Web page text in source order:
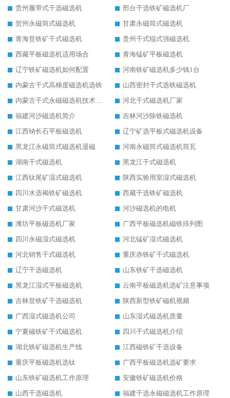
贵州履带式干选磁选机
邢台干选铁矿磁选机厂
贺州永磁筒式磁选机
甘肃永磁筒式磁选机
青海贫铁矿干式磁选机
贵州干式辊式强磁选机
西藏平板磁选机适用场合
青海锰矿平板磁选机
辽宁铁矿磁选机如何配置
河南铁矿磁选机多少钱1台
内蒙古干式高梯度磁选机选铁
山西密封干式选铁磁选机
内蒙古干式永磁磁选机技术要求
河北干式磁选机厂家
福建河沙磁选机简介
吉林河沙除铁磁选机
江西钠长石平板磁选机
辽宁矿选平板式磁选机设备
黑龙江永磁筒式磁选机退磁
河南永磁筒式磁选机筒瓦
湖南干式磁选机
黑龙江干式磁选机
江西钛尾矿湿式磁选机
陕西实验用室湿式磁选机
四川水选褐铁矿磁选机
西藏干选铁矿磁选机
甘肃河沙干式磁选机
河沙磁选机的电机
潍坊平板磁选机厂家
广西平板磁选机磁铁排列图
四川永磁湿式磁选机
河北锰矿湿式磁选机
河北销售干式磁选机
重庆赤铁矿干式磁选机
辽宁干选磁选机
山东铁矿干选磁选机
黑龙江湿式平板磁选机
云南平板磁选机选矿注意事项
吉林贫铁矿干选磁选机
陕西新型铁矿磁机视频
广西湿式磁选机公司
山东湿式磁选机质量
宁夏磁铁矿干式磁选机
四川干式磁选机介绍
湖北铁矿磁选机生产线
江西磁铁矿干选设备
重庆平板磁选机选钛
广西平板磁选机选矿要求
山东铁矿磁选机工作原理
安徽铁矿磁选机价格
山西干选磁选机
福建干选永磁磁选机工作原理